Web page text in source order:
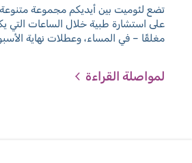
تضع لئوميت بين أيديكم مجموعة
على استشارة طبية خلال الساعات التي
مغلقًا – في المساء، وعطلات نهاية
لمواصلة القراءة